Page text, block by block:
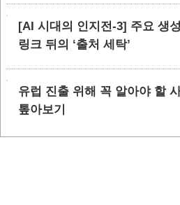
[AI 시대의 인지전-3] 주요 생
링크 뒤의 ‘출처 세탁’
유럽 진출 위해 꼭 알아야 할
톺아보기